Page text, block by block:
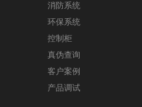
消防系统
环保系统
控制柜
真伪查询
客户案例
产品调试